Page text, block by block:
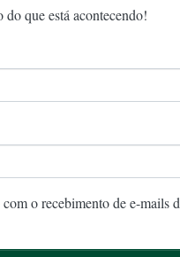
que está acontecendo!
o recebimento de e-mails